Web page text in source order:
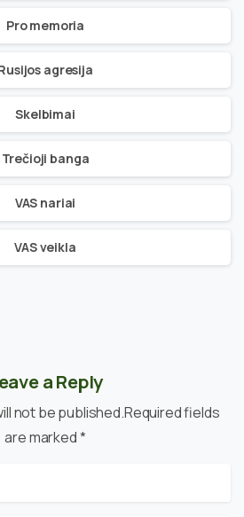
Pro memoria
agresija
Skelbimai
Trečioji banga
VAS nariai
VAS veikla
a Reply
not be published.Required fields
are marked *